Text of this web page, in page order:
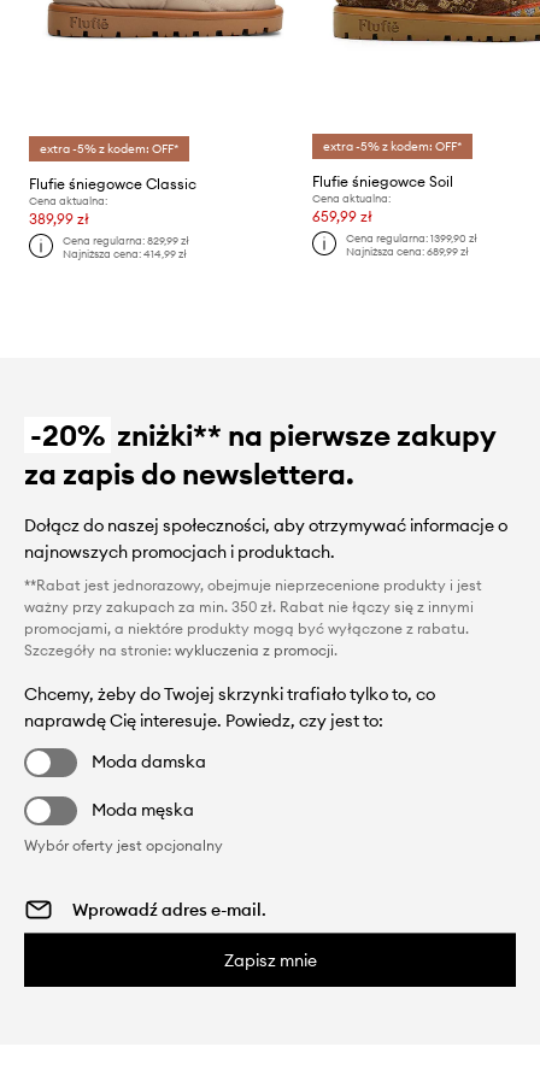
extra -5% z kodem: OFF*
Flufie śniegowce Classic
Cena aktualna:
389,99 zł
Cena regularna:829,99 zł
Najniższa cena:414,99 zł
extra -5% z kodem: OFF*
Flufie śniegowce Soil
Cena aktualna:
659,99 zł
Cena regularna: 1399,90 zł
Najniższa cena: 689,99 zł
-20% zniżki** na pierwsze zakupy
za zapis do newslettera.
Dołącz do naszej społeczności, aby otrzymywać informacje o
najnowszych promocjach i produktach.
**Rabat jest jednorazowy, obejmuje nieprzecenione produkty i jest
ważny przy zakupach za min. 350 zł. Rabat nie łączy się z innymi
promocjami, a niektóre produkty mogą być wyłączone z rabatu.
Szczegóły na stronie: wykluczenia z promocji.
Chcemy, żeby do Twojej skrzynki trafiało tylko to, co
naprawdę Cię interesuje. Powiedz, czy jest to:
Moda damska
Moda męska
Wybór oferty jest opcjonalny
Zapisz mnie